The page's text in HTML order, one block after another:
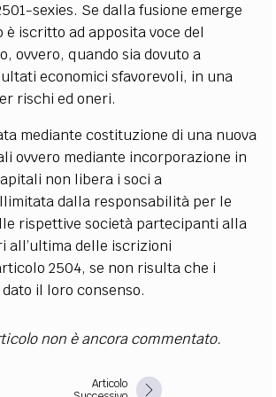
sexies. Se dalla fusione emerge
è iscritto ad apposita voce del
ovvero, quando sia dovuto a
economici sfavorevoli, in una
rischi ed oneri.
mediante costituzione di una nuova
ovvero mediante incorporazione in
non libera i soci a
dalla responsabilità per le
rispettive società partecipanti alla
all’ultima delle iscrizioni
2504, se non risulta che i
il loro consenso.
non è ancora commentato.
Articolo